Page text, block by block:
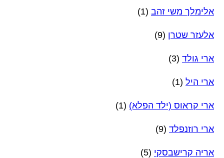
אלימלך משי זהב (1)
אלעזר שטרן (9)
ארי גולד (3)
ארי היל (1)
ארי קראוס (ילד הפלא) (1)
ארי רוזנפלד (9)
אריה קרישבסקי (5)